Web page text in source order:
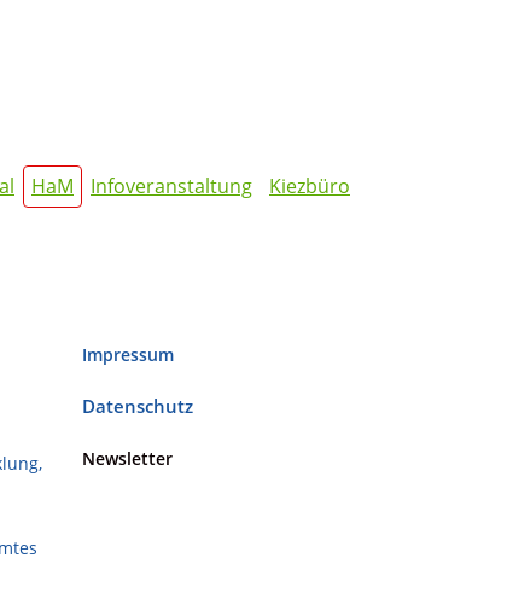
HaM Infoveranstaltung
Kiezbüro
Impressum
Datenschutz
Newsletter